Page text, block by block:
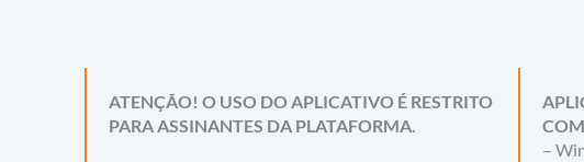
ATENÇÃO! O USO DO APLICATIVO É RESTRITO
PARA ASSINANTES DA PLATAFORMA.
–